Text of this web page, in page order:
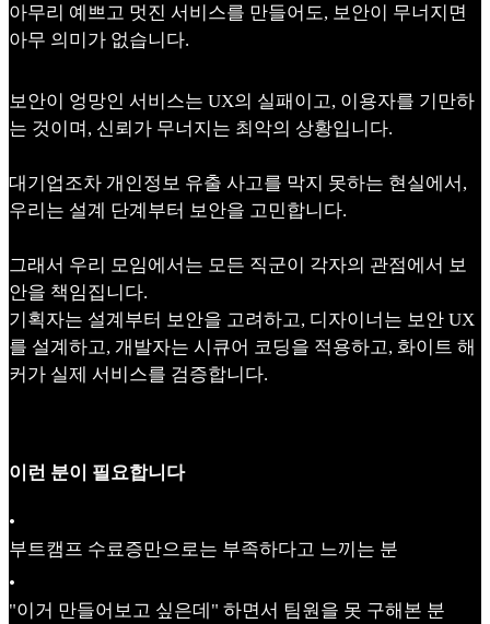
아무리 예쁘고 멋진 서비스를 만들어도, 보안이 무너지면
아무 의미가 없습니다.
보안이 엉망인 서비스는 UX의 실패이고, 이용자를 기만하
는 것이며, 신뢰가 무너지는 최악의 상황입니다.
대기업조차 개인정보 유출 사고를 막지 못하는 현실에서,
우리는 설계 단계부터 보안을 고민합니다.
그래서 우리 모임에서는 모든 직군이 각자의 관점에서 보
안을 책임집니다.
기획자는 설계부터 보안을 고려하고, 디자이너는 보안 UX
를 설계하고, 개발자는 시큐어 코딩을 적용하고, 화이트 해
커가 실제 서비스를 검증합니다.
이런 분이 필요합니다
•
부트캠프 수료증만으로는 부족하다고 느끼는 분
•
"이거 만들어보고 싶은데" 하면서 팀원을 못 구해본 분